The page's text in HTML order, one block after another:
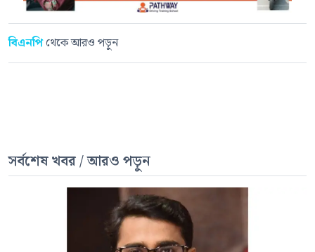
বিএনপিথেকে আরও পড়ুন
সর্বশেষ খবর / আরও পড়ুন